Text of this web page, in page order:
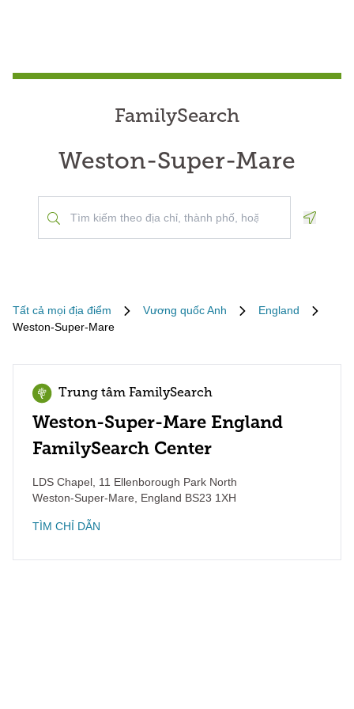
FamilySearch
Weston-Super-Mare
Tất cả mọi địa điểm Vương quốc Anh
England
Weston-Super-Mare
Trung tâm FamilySearch
Weston-Super-Mare England
FamilySearch Center
LDS Chapel, 11 Ellenborough Park North
Weston-Super-Mare
England BS23 1XH
TÌM CHỈ DẪN